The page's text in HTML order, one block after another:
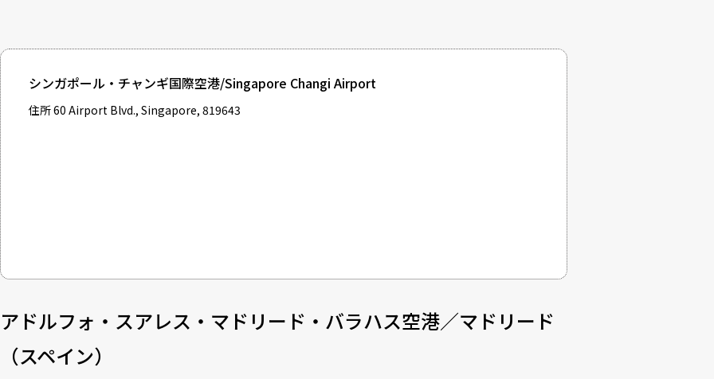
シンガポール・チャンギ国際空港/Singapore Changi Airport
住所 60 Airport Blvd., Singapore, 819643
アドルフォ・スアレス・マドリード・バラハス空港／マドリード
（スペイン）